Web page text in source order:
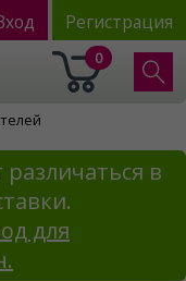
Регистрация
0
в
для